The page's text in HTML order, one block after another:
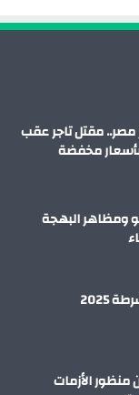
مصر.. مقتل تاجر عقب
بأسعار مخفضة
ومظاهر البهجة
2025
منظور الأزمات